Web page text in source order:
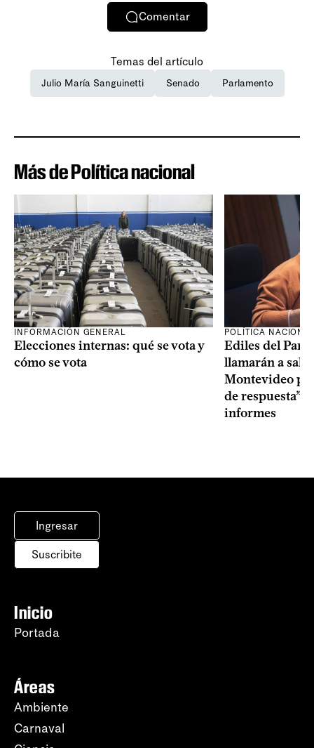
Comentar
Temas del artículo
Julio María Sanguinetti Senado Parlamento
Más de Política nacional
INFORMACIÓN GENERAL
Elecciones internas: qué se vota y
cómo se vota
POLÍTICA
Ediles del
llamarán a sala
Montevideo
de respuesta”
informes
Ingresar
Suscribite
Inicio
Portada
Áreas
Ambiente
Carnaval